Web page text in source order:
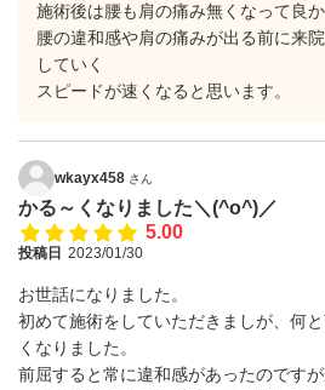
施術後は腰も肩の痛み無くなって良か
腰の違和感や肩の痛みが出る前に来
していく
スピードが速くなると思います。
wkayx458 さん
かる～くなりました＼(^o^)／
5.00
投稿日 2023/01/30
お世話になりました。
初めて施術をしていただきましが、何
くなりました。
前屈すると常に違和感があったのです